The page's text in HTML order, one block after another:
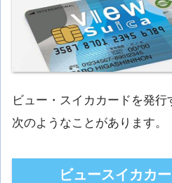
ビュー・スイカカードを発行
次のようなことがあります。
ビュースイカカ